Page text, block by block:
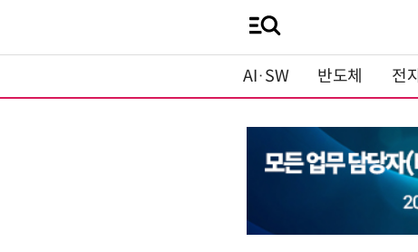
AI·SW 반도체 전